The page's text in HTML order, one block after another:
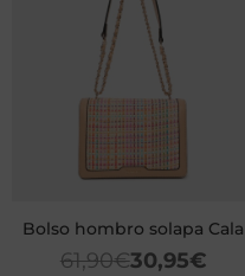
Bolso hombro solapa Cala
61,90€30,95€